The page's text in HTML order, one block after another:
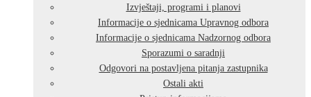
Izvještaji, programi i planovi
Informacije o sjednicama Upravnog odbora
Informacije o sjednicama Nadzornog odbora
Sporazumi o saradnji
Odgovori na postavljena pitanja zastupnika
Ostali akti